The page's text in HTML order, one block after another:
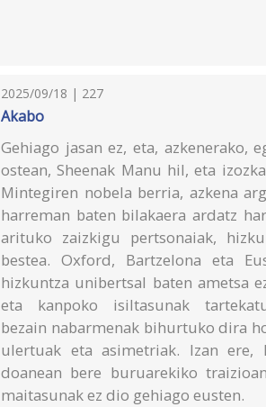
2025/09/18 | 227
Akabo
Gehiago jasan ez, eta,
ostean, Sheenak Manu hil, eta
Mintegiren nobela berria, azkena
harreman baten bilakaera ardatz
arituko zaizkigu pertsonaiak,
bestea. Oxford, Bartzelona eta
hizkuntza unibertsal baten ametsa
eta kanpoko isiltasunak
bezain nabarmenak bihurtuko dira
ulertuak eta asimetriak. Izan ere,
doanean bere buruarekiko
maitasunak ez dio gehiago eusten.